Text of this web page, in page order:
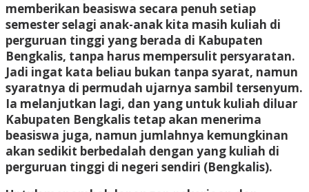
memberikan beasiswa secara penuh setiap
semester selagi anak-anak kita masih kuliah di
perguruan tinggi yang berada di Kabupaten
Bengkalis, tanpa harus mempersulit persyaratan.
Jadi ingat kata beliau bukan tanpa syarat, namun
syaratnya di permudah ujarnya sambil tersenyum.
Ia melanjutkan lagi, dan yang untuk kuliah diluar
Kabupaten Bengkalis tetap akan menerima
beasiswa juga, namun jumlahnya kemungkinan
akan sedikit berbedalah dengan yang kuliah di
perguruan tinggi di negeri sendiri (Bengkalis).